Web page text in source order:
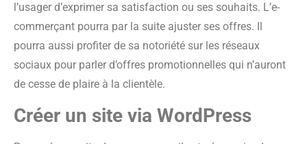
l’usager d’exprimer sa satisfaction ou ses souhaits. L’e-
commerçant pourra par la suite ajuster ses offres. Il
pourra aussi profiter de sa notoriété sur les réseaux
sociaux pour parler d’offres promotionnelles qui n’auront
de cesse de plaire à la clientèle.
Créer un site via WordPress